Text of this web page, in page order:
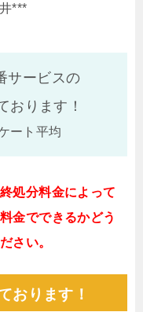
***
サービスの
おります！
ート平均
処分料金によって
金でできるかどう
さい。
おります！